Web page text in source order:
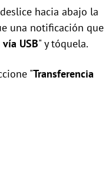
hacia abajo la
una notificación que
USB" y tóquela.
"Transferencia